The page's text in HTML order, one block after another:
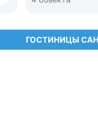
ГОСТИНИЦЫ